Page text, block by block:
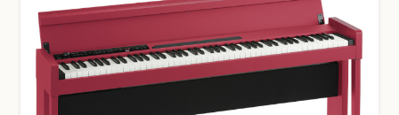
開成館を知る
音楽教室・イベント情報